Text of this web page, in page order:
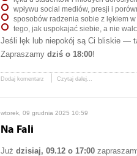
wpływu social mediów, presji i
sposobów radzenia sobie z lękiem
tego, jak uspokajać siebie, a nie
Jeśli lęk lub niepokój są Ci bliskie —
Zapraszamy dziś o 18:00!
Dodaj komentarz Czytaj dalej...
wtorek, 09 grudnia 2025 10:59
Na Fali
Już dzisiaj, 09.12 o 17:00